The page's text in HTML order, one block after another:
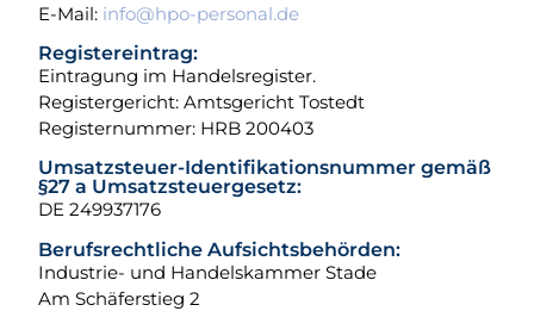
E-Mail: info@hpo-personal.de
Registereintrag:
Eintragung im Handelsregister.
Registergericht: Amtsgericht Tostedt
Registernummer: HRB 200403
Umsatzsteuer-Identifikationsnummer gemäß
§27 a Umsatzsteuergesetz:
DE 249937176
Berufsrechtliche Aufsichtsbehörden:
Industrie- und Handelskammer Stade
Am Schäferstieg 2